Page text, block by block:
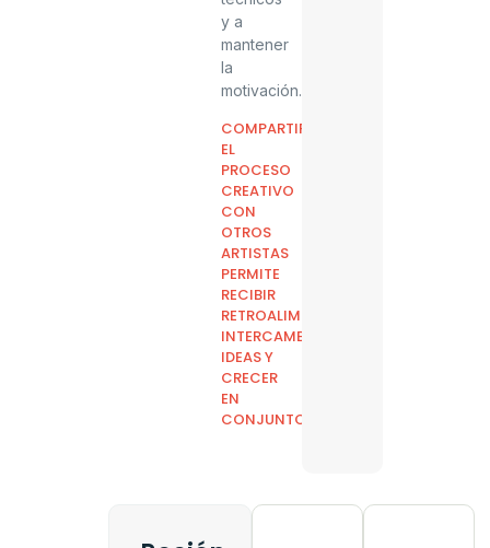
y a
mantener
la
motivación.
COMPARTIR
EL
PROCESO
CREATIVO
CON
OTROS
ARTISTAS
PERMITE
RECIBIR
RETROALIMENTACIÓN,
INTERCAMBIAR
IDEAS Y
CRECER
EN
CONJUNTO.